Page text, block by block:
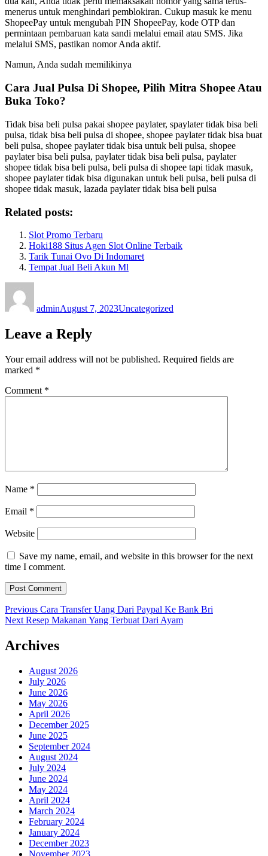
menerus untuk menghindari pemblokiran. Cukup masuk ke menu
ShopeePay untuk mengubah PIN ShopeePay, kode OTP dan
permintaan pembaruan kata sandi melalui email atau SMS. Jika
melalui SMS, pastikan nomor Anda aktif.
Namun, Anda sudah memilikinya
Cara Jual Pulsa Di Shopee, Pilih Mitra Shopee Atau
Buka Toko?
Tidak bisa beli pulsa pakai shopee paylater, spaylater tidak bisa beli
pulsa, tidak bisa beli pulsa di shopee, shopee paylater tidak bisa buat
beli pulsa, shopee paylater tidak bisa untuk beli pulsa, shopee
paylater bisa beli pulsa, paylater tidak bisa beli pulsa, paylater
shopee tidak bisa beli pulsa, beli pulsa di shopee tapi tidak masuk,
shopee paylater tidak bisa digunakan untuk beli pulsa, beli pulsa di
shopee tidak masuk, lazada paylater tidak bisa beli pulsa
Related posts:
Slot Promo Terbaru
Hoki188 Situs Agen Slot Online Terbaik
Tarik Tunai Ovo Di Indomaret
Tempat Jual Beli Akun Ml
adminAugust 7, 2023Uncategorized
Leave a Reply
Your email address will not be published. Required fields are
marked *
Comment *
Name *
Email *
Website
Save my name, email, and website in this browser for the next
time I comment.
Post
navigation
Previous Previous
post:
Cara Transfer Uang Dari Paypal Ke Bank Bri
Next Next
Resep Makanan Yang Terbuat Dari Ayam
Archives
August 2026
July 2026
June 2026
May 2026
April 2026
December 2025
June 2025
September 2024
August 2024
July 2024
June 2024
May 2024
April 2024
March 2024
February 2024
January 2024
December 2023
November 2023